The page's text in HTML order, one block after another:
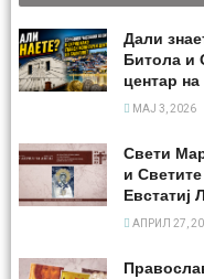
Дали
Битола и
центар
МАЈ 3, 2026
Свети
и
Евстатиј
АПРИЛ 27,